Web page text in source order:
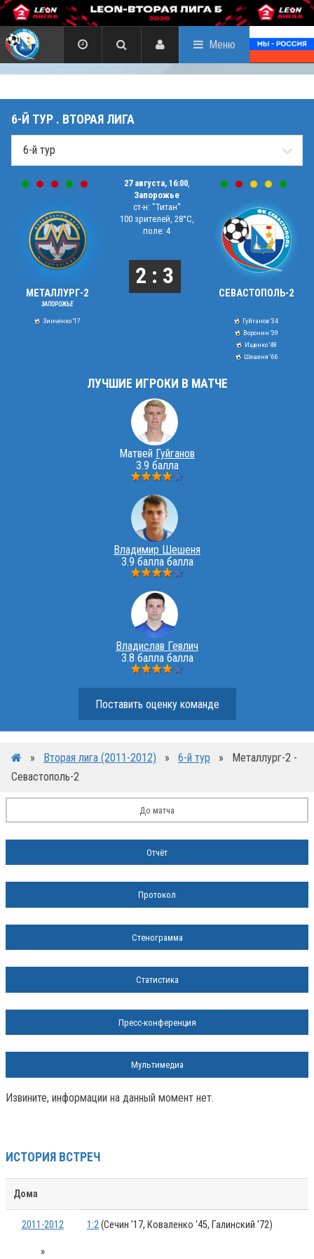
Меню
6-Й ТУР . ВТОРАЯ ЛИГА
МЕТАЛЛУРГ-2
ЗАПОРОЖЬЕ
Зинченко '17
27 августа, 16:00,
Запорожье
ст-н: "Титан"
100 зрителей, 28°C,
поле: 4
2 : 3
СЕВАСТОПОЛЬ-2
Гуйганов '34
Воронин '39
Ищенко '48
Шешеня '66
ЛУЧШИЕ ИГРОКИ В МАТЧЕ
Матвей Гуйганов
3.9 балла
Владимир Шешеня
3.9 балла балла
Владислав Гевлич
3.8 балла балла
Поставить оценку команде
» Вторая лига (2011-2012) » 6-й тур »
Металлург-2 -
Севастополь-2
До матча
Отчёт
Протокол
Стенограмма
Статистика
Пресс-конференция
Мультимедиа
Извините, информации на данный момент нет.
ИСТОРИЯ ВСТРЕЧ
Дома
2011-2012
»
1:2(Сечин '17, Коваленко '45, Галинский '72)